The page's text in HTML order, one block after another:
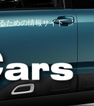
ための情報サイト